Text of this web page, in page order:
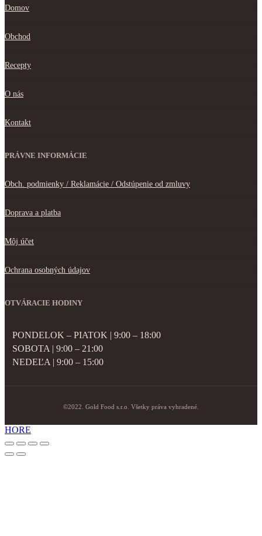
Domov
Obchod
Recepty
O nás
Kontakt
PRÁVNE INFORMÁCIE
Obch. podmienky / Reklamácie / Odstúpenie od zmluvy
Doprava a platba
Môj účet
Ochrana osobných údajov
OTVÁRACIE HODINY
PONDELOK – PIATOK | 9:00 – 18:00
SOBOTA | 9:00 – 21:00
NEDEĽA | 9:00 – 15:00
©2022. Gold Food s.r.o. Všetky práva vyhradené.
HORE